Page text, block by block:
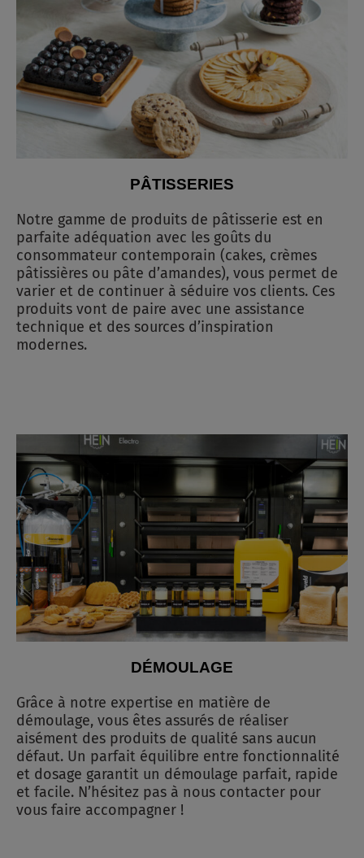
PÂTISSERIES
Notre gamme de produits de pâtisserie est en
parfaite adéquation avec les goûts du
consommateur contemporain (cakes, crèmes
pâtissières ou pâte d’amandes), vous permet de
varier et de continuer à séduire vos clients. Ces
produits vont de paire avec une assistance
technique et des sources d’inspiration
modernes.
DÉMOULAGE
Grâce à notre expertise en matière de
démoulage, vous êtes assurés de réaliser
aisément des produits de qualité sans aucun
défaut. Un parfait équilibre entre fonctionnalité
et dosage garantit un démoulage parfait, rapide
et facile. N’hésitez pas à nous contacter pour
vous faire accompagner !